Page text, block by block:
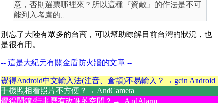
意，否則選票哪裡來？所以這種『資敵』的作法是不可
能列入考慮的。
別忘了大陸有眾多的台商，可以幫助瞭解目前台灣的狀況，也
是很有用。
-- 這是大紀元有關金盾防火牆的文章 --
覺得Android中文輸入法(注音、倉頡)不易輸入？→ gcin Android
手機照相看照片不方便？→ AndCamera
覺得鬧鐘/行事曆有改進的空間？→ AndAlarm